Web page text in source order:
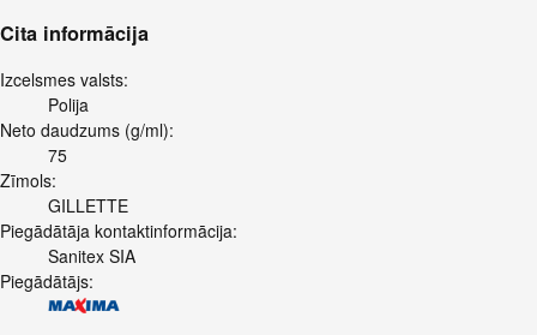
Cita informācija
Izcelsmes valsts:
Polija
Neto daudzums (g/ml):
75
Zīmols:
GILLETTE
Piegādātāja kontaktinformācija:
Sanitex SIA
Piegādātājs: